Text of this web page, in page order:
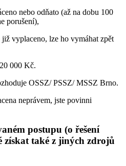
nebo odňato (až na dobu 100
porušení),
vyplaceno, lze ho vymáhat zpět
000 Kč.
OSSZ/ PSSZ/ MSSZ Brno.
neprávem, jste povinni
postupu (o řešení
získat také z jiných zdrojů